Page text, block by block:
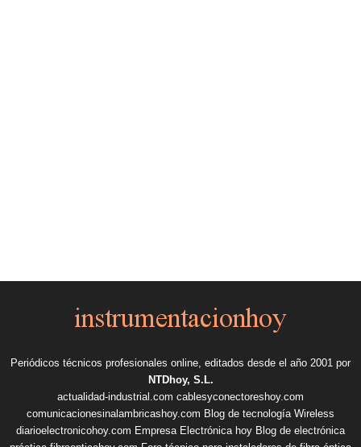
Periódicos técnicos profesionales online, editados desde el año 2001 por
NTDhoy, S.L.
actualidad-industrial.com cablesyconectoreshoy.com
comunicacionesinalambricashoy.com Blog de tecnología Wireless
diarioelectronicohoy.com Empresa Electrónica hoy Blog de electrónica